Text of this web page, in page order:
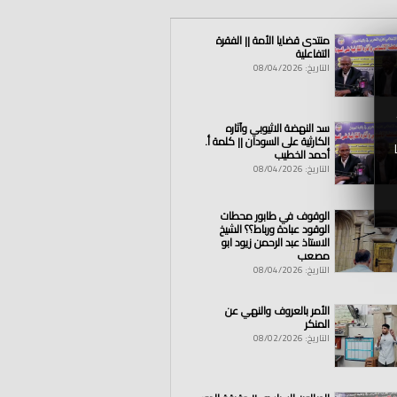
لبنان|عدل
منتدى قضايا الأمة || الفقرة
التفاعلية
التاريخ: 08/04/2026
سد النهضة الاثيوبي وآثاره
الكارثية على السودان || كلمة أ.
أحمد الخطيب
التاريخ: 08/04/2026
الوقوف في طابور محطات
الوقود عبادة ورباط؟؟ الشيخ
الاستاذ عبد الرحمن زيود ابو
مصعب
التاريخ: 08/04/2026
الأمر بالعروف والنهي عن
المنكر
التاريخ: 08/02/2026